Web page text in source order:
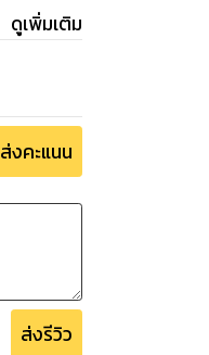
ดูเพิ่มเติม
ส่งคะแนน
ส่งรีวิว